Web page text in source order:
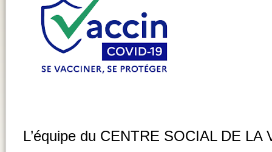
L’équipe du CENTRE SOCIAL DE LA